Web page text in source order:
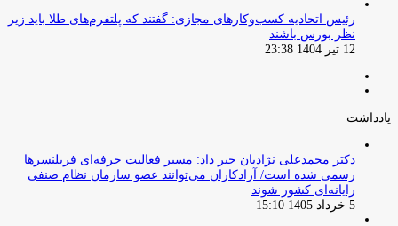
‏رئیس اتحادیه کسب‌وکارهای مجازی: گفتند که پلتفرم‌های طلا باید زیر
نظر بورس باشند
12 تیر 1404 23:38
یادداشت
دکتر محمدعلی نژادیان خبر داد: مسیر فعالیت حرفه‌ای فریلنسرها
رسمی شده است/ آزادکاران می‌توانند عضو سازمان نظام صنفی
رایانه‌ای کشور شوند
5 خرداد 1405 15:10